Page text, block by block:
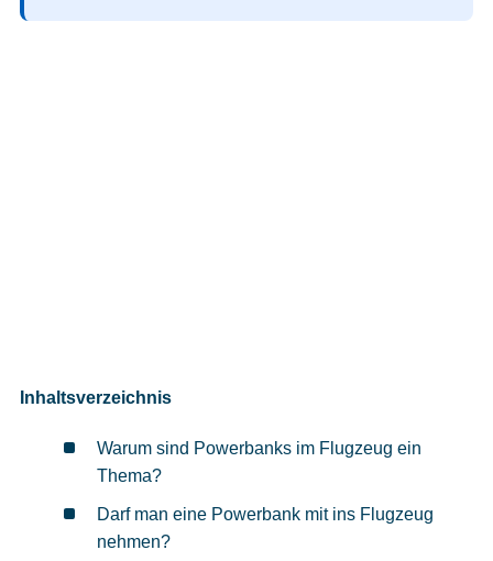
Inhaltsverzeichnis
Warum sind Powerbanks im Flugzeug ein
Thema?
Darf man eine Powerbank mit ins Flugzeug
nehmen?